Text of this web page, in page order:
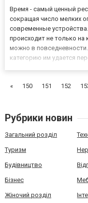
Время - самый ценный
сокращая число мелких
современные
происходит не только на
можно в
категорию им удается
Курсы созд...
« 150 151 152
Рубрики новин
Загальний розділ
Туризм
Будівництво
Бізнес
Жіночий розділ